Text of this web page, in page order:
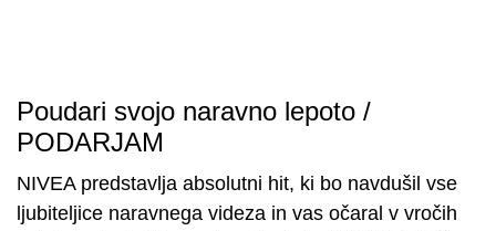
Poudari svojo naravno lepoto /
PODARJAM
NIVEA predstavlja absolutni hit, ki bo navdušil vse
ljubiteljice naravnega videza in vas očaral v vročih